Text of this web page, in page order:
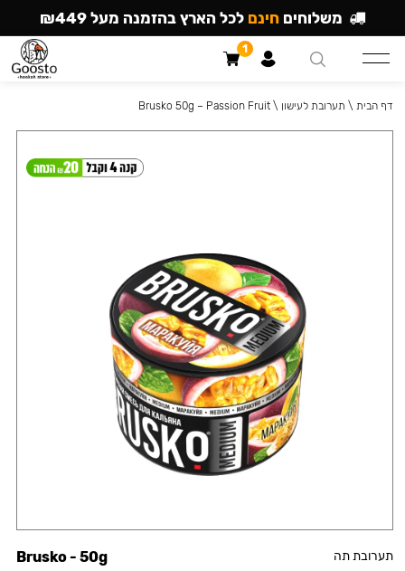
תערובת תה Brusko - 50g
דף הבית \ תערובת לעישון \
Brusko 50g – Passion Fruit
משלוחים חינם לכל הארץ בהזמנה מעל ₪449
1